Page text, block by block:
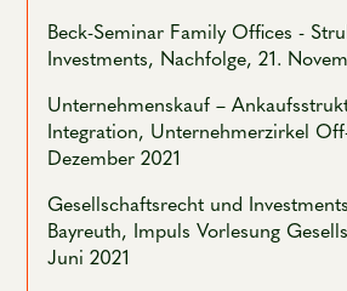
Beck-Seminar Family Offices -
Investments, Nachfolge, 21.
Unternehmenskauf –
Integration, Unternehmerzirkel
Dezember 2021
Gesellschaftsrecht und
Bayreuth, Impuls Vorlesung
Juni 2021